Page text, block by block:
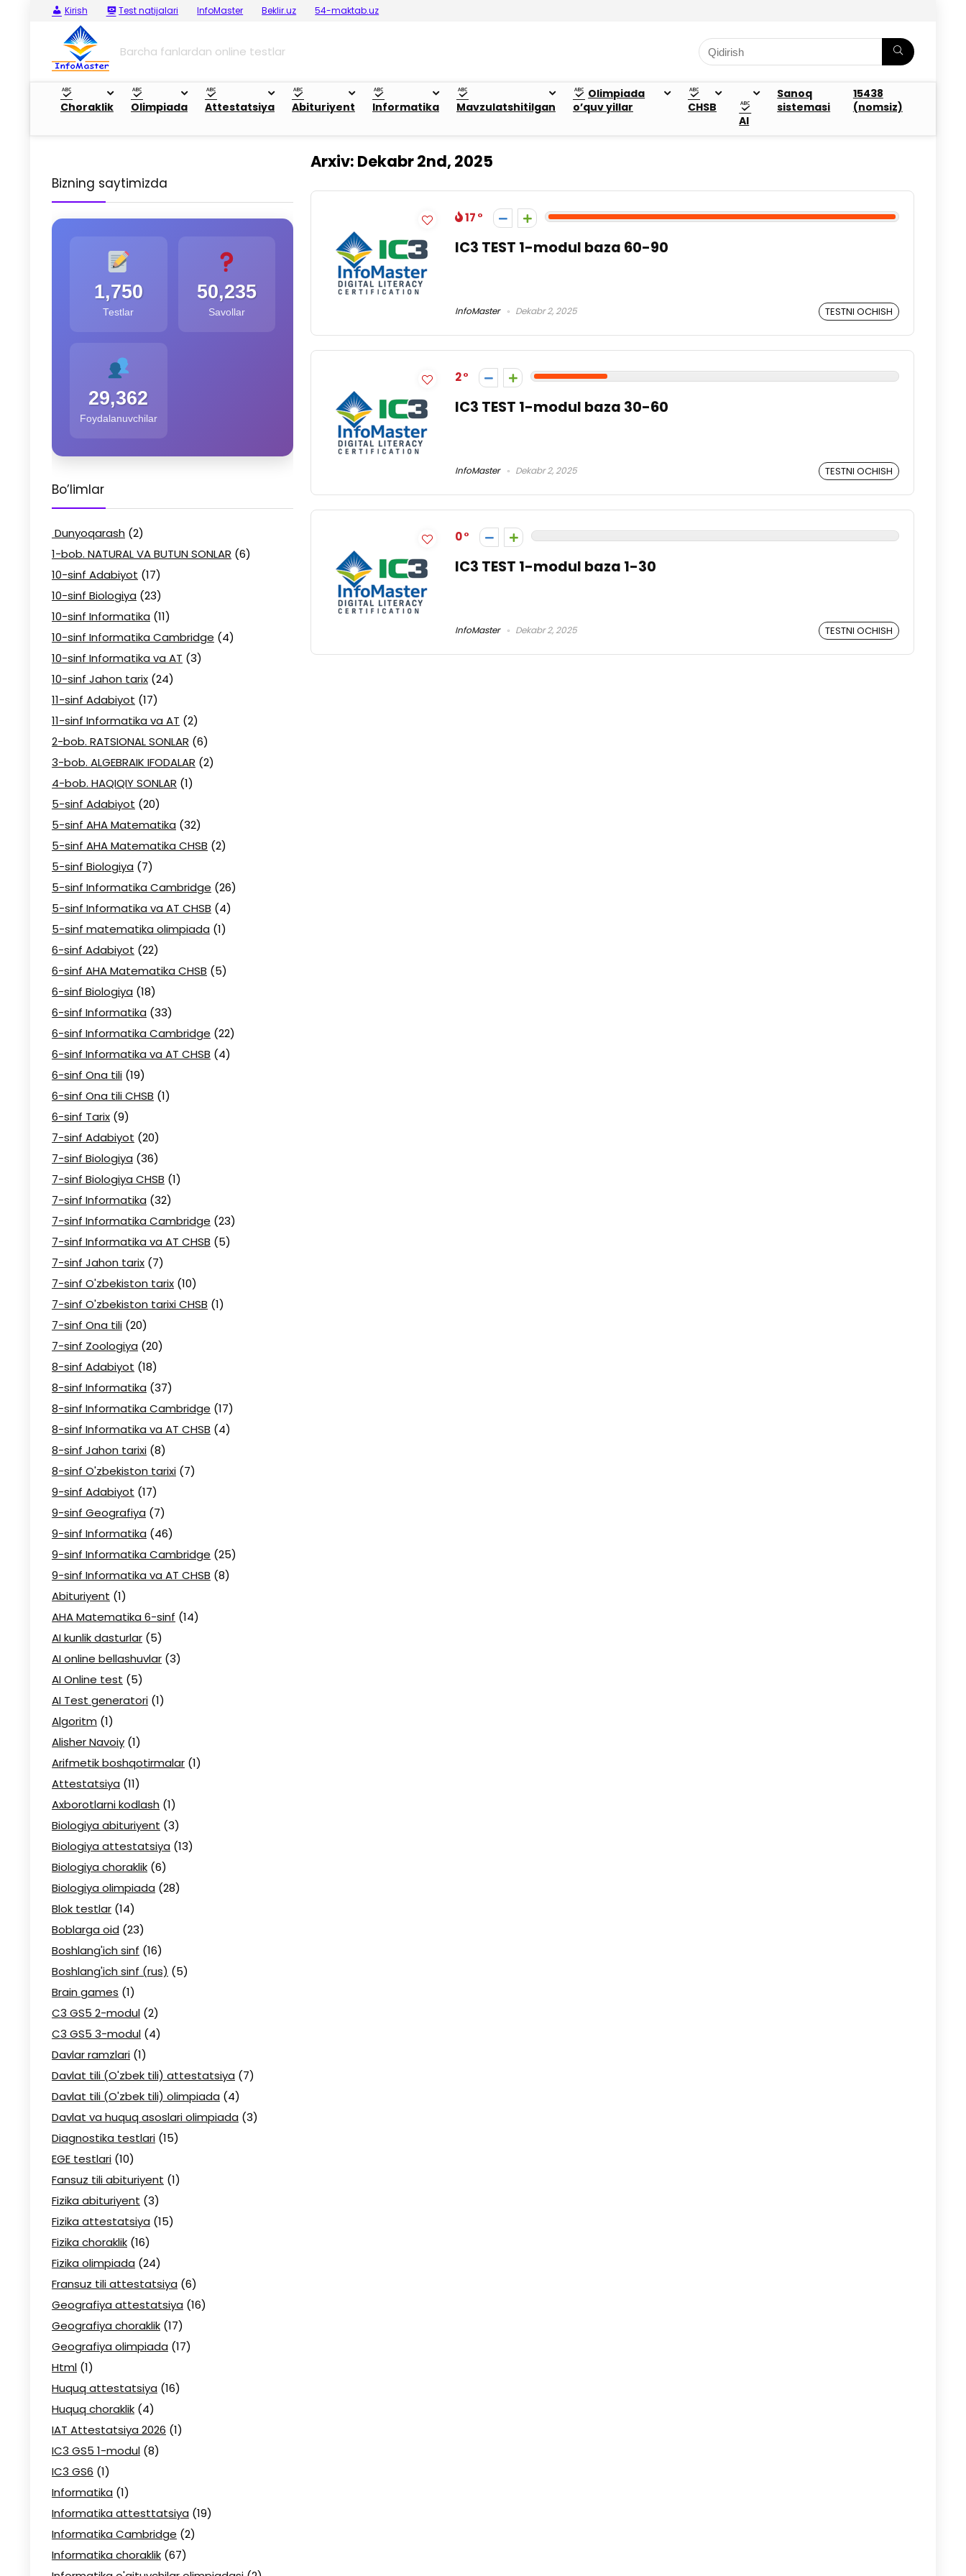
Kirish Test natijalari InfoMaster Beklir.uz 54-maktab.uz
Barcha fanlardan online testlar
Choraklik Olimpiada Attestatsiya Abituriyent Informatika Mavzulatshitilgan
Olimpiada
o’quv yillar
CHSB
AI
Sanoq
sistemasi
15438
(nomsiz)
Arxiv: Dekabr 2nd, 2025
17
IC3 TEST 1-modul baza 60-90
InfoMaster Dekabr 2, 2025 TESTNI OCHISH
2
IC3 TEST 1-modul baza 30-60
InfoMaster Dekabr 2, 2025 TESTNI OCHISH
0
IC3 TEST 1-modul baza 1-30
InfoMaster Dekabr 2, 2025 TESTNI OCHISH
Bizning saytimizda
1,750
Testlar
50,235
Savollar
29,362
Foydalanuvchilar
Bo’limlar
Dunyoqarash (2)
1-bob. NATURAL VA BUTUN SONLAR (6)
10-sinf Adabiyot (17)
10-sinf Biologiya (23)
10-sinf Informatika (11)
10-sinf Informatika Cambridge (4)
10-sinf Informatika va AT (3)
10-sinf Jahon tarix (24)
11-sinf Adabiyot (17)
11-sinf Informatika va AT (2)
2-bob. RATSIONAL SONLAR (6)
3-bob. ALGEBRAIK IFODALAR (2)
4-bob. HAQIQIY SONLAR (1)
5-sinf Adabiyot (20)
5-sinf AHA Matematika (32)
5-sinf AHA Matematika CHSB (2)
5-sinf Biologiya (7)
5-sinf Informatika Cambridge (26)
5-sinf Informatika va AT CHSB (4)
5-sinf matematika olimpiada (1)
6-sinf Adabiyot (22)
6-sinf AHA Matematika CHSB (5)
6-sinf Biologiya (18)
6-sinf Informatika (33)
6-sinf Informatika Cambridge (22)
6-sinf Informatika va AT CHSB (4)
6-sinf Ona tili (19)
6-sinf Ona tili CHSB (1)
6-sinf Tarix (9)
7-sinf Adabiyot (20)
7-sinf Biologiya (36)
7-sinf Biologiya CHSB (1)
7-sinf Informatika (32)
7-sinf Informatika Cambridge (23)
7-sinf Informatika va AT CHSB (5)
7-sinf Jahon tarix (7)
7-sinf O'zbekiston tarix (10)
7-sinf O'zbekiston tarixi CHSB (1)
7-sinf Ona tili (20)
7-sinf Zoologiya (20)
8-sinf Adabiyot (18)
8-sinf Informatika (37)
8-sinf Informatika Cambridge (17)
8-sinf Informatika va AT CHSB (4)
8-sinf Jahon tarixi (8)
8-sinf O'zbekiston tarixi (7)
9-sinf Adabiyot (17)
9-sinf Geografiya (7)
9-sinf Informatika (46)
9-sinf Informatika Cambridge (25)
9-sinf Informatika va AT CHSB (8)
Abituriyent (1)
AHA Matematika 6-sinf (14)
AI kunlik dasturlar (5)
AI online bellashuvlar (3)
AI Online test (5)
AI Test generatori (1)
Algoritm (1)
Alisher Navoiy (1)
Arifmetik boshqotirmalar (1)
Attestatsiya (11)
Axborotlarni kodlash (1)
Biologiya abituriyent (3)
Biologiya attestatsiya (13)
Biologiya choraklik (6)
Biologiya olimpiada (28)
Blok testlar (14)
Boblarga oid (23)
Boshlang'ich sinf (16)
Boshlang'ich sinf (rus) (5)
Brain games (1)
C3 GS5 2-modul (2)
C3 GS5 3-modul (4)
Davlar ramzlari (1)
Davlat tili (O'zbek tili) attestatsiya (7)
Davlat tili (O'zbek tili) olimpiada (4)
Davlat va huquq asoslari olimpiada (3)
Diagnostika testlari (15)
EGE testlari (10)
Fansuz tili abituriyent (1)
Fizika abituriyent (3)
Fizika attestatsiya (15)
Fizika choraklik (16)
Fizika olimpiada (24)
Fransuz tili attestatsiya (6)
Geografiya attestatsiya (16)
Geografiya choraklik (17)
Geografiya olimpiada (17)
Html (1)
Huquq attestatsiya (16)
Huquq choraklik (4)
IAT Attestatsiya 2026 (1)
IC3 GS5 1-modul (8)
IC3 GS6 (1)
Informatika (1)
Informatika attesttatsiya (19)
Informatika Cambridge (2)
Informatika choraklik (67)